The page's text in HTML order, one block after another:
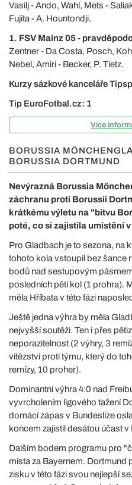
Vasilj - Ando, Wahl, Mets -
Fujita - A. Hountondji.
1. FSV Mainz 05 -
Zentner - Da Costa, Posch,
Nebel, Amiri - Becker, P. Tietz.
Kurzy sázkové kanceláře
Tip EuroFotbal.cz: 1
Více
BORUSSIA
BORUSSIA DORTMUND
Nevýrazná Borussia
záchranu proti Borussii
krátkému výletu na "bitvu
poté, co si zajistila umístění v
Pro Gladbach je to sezona, na
tohoto kola vstoupil bez šance
bodů nad sestupovým
posledních pěti kol (1 prohra).
měla Hříbata v této fázi
Ještě jedna výhra by měla
nejvyšší soutěži. Ten i přes
neporazitelnost (2 výhry, 3
vítězství proti týmu, který do
remízy, 10 proher).
Dominantní výhra 4:0 nad
vyvrcholením ligového tažení
domácí zápas v Bundeslize
koncem zajistil desátou účast v
Dalším bodem programu pro
místa za Bayernem. Dortmund
zisku v této fázi svou nejlepší